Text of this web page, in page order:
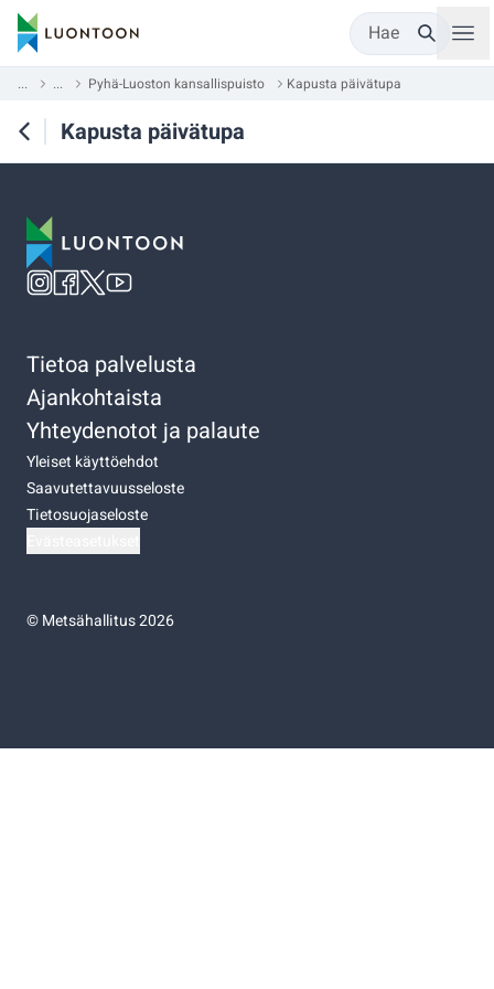
Hae
... ... Pyhä-Luoston kansallispuisto Kapusta päivätupa
Kapusta päivätupa
Tietoa palvelusta
Ajankohtaista
Yhteydenotot ja palaute
Yleiset käyttöehdot
Saavutettavuusseloste
Tietosuojaseloste
©Metsähallitus 2026